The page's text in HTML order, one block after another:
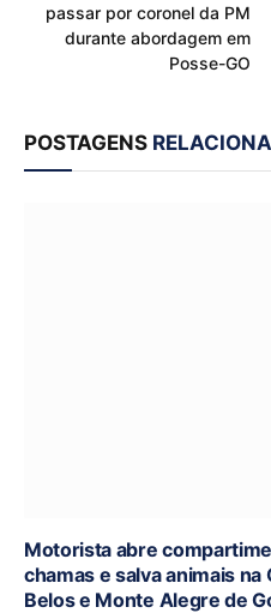
passar por coronel da PM
durante abordagem em
Posse-GO
POSTAGENS
Motorista abre
chamas e salva animais
Belos e Monte Alegre de